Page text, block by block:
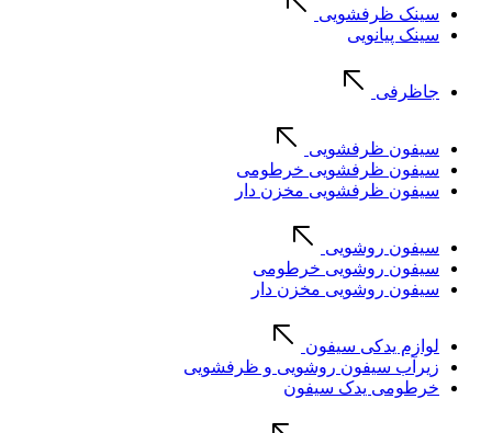
سینک ظرفشویی
سینک پیانویی
جاظرفی
سیفون ظرفشویی
سیفون ظرفشویی خرطومی
سیفون ظرفشویی مخزن دار
سیفون روشویی
سیفون روشویی خرطومی
سیفون روشویی مخزن دار
لوازم یدکی سیفون
زیرآب سیفون روشویی و ظرفشویی
خرطومی یدک سیفون